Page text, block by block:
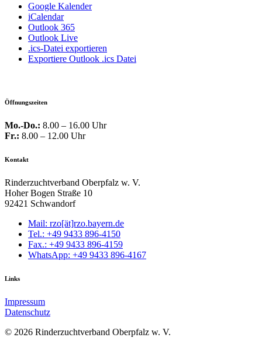
Google Kalender
iCalendar
Outlook 365
Outlook Live
.ics-Datei exportieren
Exportiere Outlook .ics Datei
Öffnungszeiten
Mo.-Do.: 8.00 – 16.00 Uhr
Fr.: 8.00 – 12.00 Uhr
Kontakt
Rinderzuchtverband Oberpfalz w. V.
Hoher Bogen Straße 10
92421 Schwandorf
Mail: rzo[ät]rzo.bayern.de
Tel.: +49 9433 896-4150
Fax.: +49 9433 896-4159
WhatsApp: +49 9433 896-4167
Links
Impressum
Datenschutz
© 2026 Rinderzuchtverband Oberpfalz w. V.